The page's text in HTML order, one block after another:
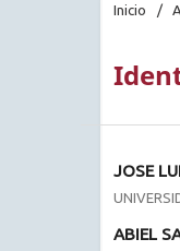
Inicio /
JOSE
ABIEL